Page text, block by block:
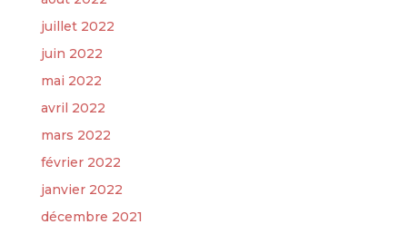
juillet 2022
juin 2022
mai 2022
avril 2022
mars 2022
février 2022
janvier 2022
décembre 2021